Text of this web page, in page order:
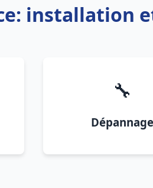
installation
🔧
Dépannage